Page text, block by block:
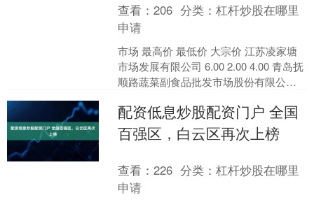
查看：206 分类：杠杆炒股在哪里
申请
市场 最高价 最低价 大宗价 江苏凌家塘
市场发展有限公司 6.00 2.00 4.00 青岛抚
顺路蔬菜副食品批发市场股份有限公司
配资低息炒股配资门户 全国
百强区，白云区再次上榜
查看：226 分类：杠杆炒股在哪里
申请